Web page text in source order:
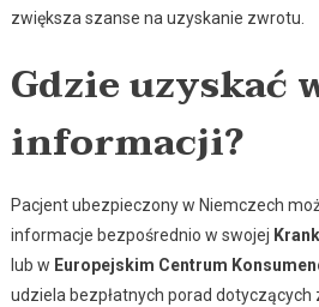
zwiększa szanse na uzyskanie zwrotu.
Gdzie uzyskać
informacji?
Pacjent ubezpieczony w Niemczech
informacje bezpośrednio w swojej
lub w Europejskim Centrum
udziela bezpłatnych porad